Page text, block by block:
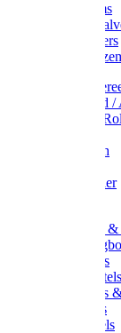
Gootbezems
Kamer-/
Vloertrekkers
Afplakband
Kwasten /
Afdekfoliën
Schuurpapier
Handveger
Handvegers
Wasborstels
Tonborstels
Werkborstels